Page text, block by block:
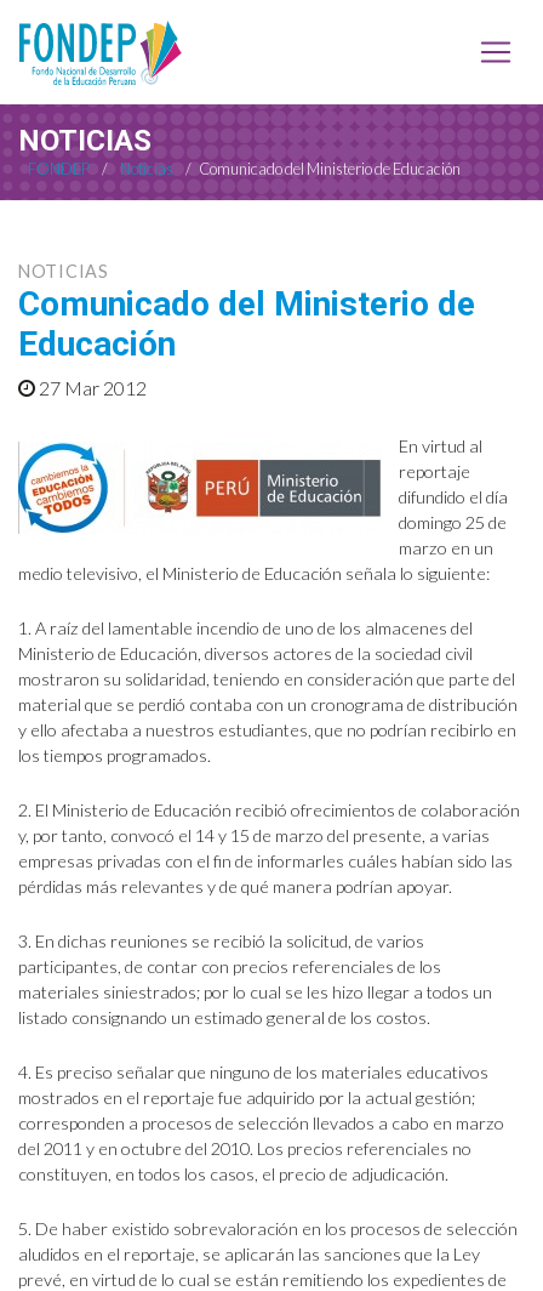
NOTICIAS
FONDEP / Noticias / Comunicado del Ministerio de Educación
NOTICIAS
Comunicado del Ministerio de
Educación
27 Mar 2012
En virtud al
reportaje
difundido el día
domingo 25 de
marzo en un
medio televisivo, el Ministerio de Educación señala lo siguiente:
1. A raíz del lamentable incendio de uno de los almacenes del
Ministerio de Educación, diversos actores de la sociedad civil
mostraron su solidaridad, teniendo en consideración que parte del
material que se perdió contaba con un cronograma de distribución
y ello afectaba a nuestros estudiantes, que no podrían recibirlo en
los tiempos programados.
2. El Ministerio de Educación recibió ofrecimientos de colaboración
y, por tanto, convocó el 14 y 15 de marzo del presente, a varias
empresas privadas con el fin de informarles cuáles habían sido las
pérdidas más relevantes y de qué manera podrían apoyar.
3. En dichas reuniones se recibió la solicitud, de varios
participantes, de contar con precios referenciales de los
materiales siniestrados; por lo cual se les hizo llegar a todos un
listado consignando un estimado general de los costos.
4. Es preciso señalar que ninguno de los materiales educativos
mostrados en el reportaje fue adquirido por la actual gestión;
corresponden a procesos de selección llevados a cabo en marzo
del 2011 y en octubre del 2010. Los precios referenciales no
constituyen, en todos los casos, el precio de adjudicación.
5. De haber existido sobrevaloración en los procesos de selección
aludidos en el reportaje, se aplicarán las sanciones que la Ley
prevé, en virtud de lo cual se están remitiendo los expedientes de